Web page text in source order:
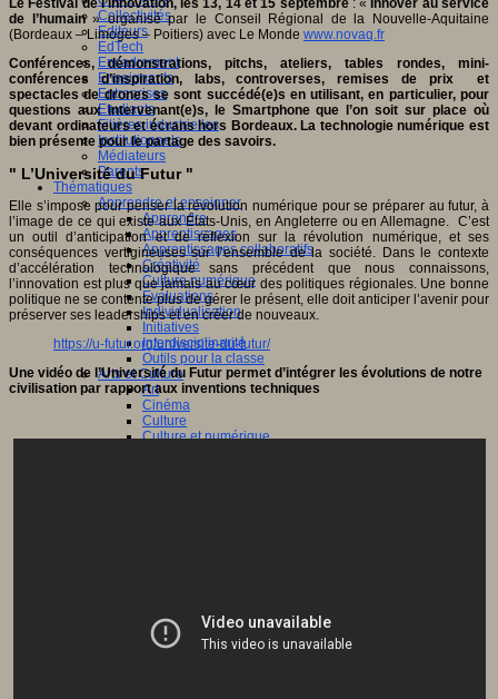
Collectivités
Editeurs
EdTech
Encadrement
Enseignants
Entreprises
Etudiants
Filières industrielles
Institutionnels
Médiateurs
Parents
Thématiques
Apprendre et enseigner
Apprendre
Apprentissages
Apprentissages collaboratifs
Créativité
Culture numérique
Evaluations
Individualisation
Initiatives
Interdisciplinarité
Outils pour la classe
Arts et Culture
Art
Cinéma
Culture
Culture et numérique
Outils collaboratifs
Sites ressources
Le Festival de l’innovation, les 13, 14 et 15 septembre : «Innover au service
de l’humain» organisé par le Conseil Régional de la Nouvelle-Aquitaine
(Bordeaux – Limoges – Poitiers) avec Le Monde www.novaq.fr
Conférences, démonstrations, pitchs, ateliers, tables rondes, mini-
conférences d’inspiration, labs, controverses, remises de prix et
spectacles de drones se sont succédé(e)s en utilisant, en particulier, pour
questions aux intervenant(e)s, le Smartphone que l’on soit sur place où
devant ordinateurs et écrans hors Bordeaux. La technologie numérique est
bien présente pour le partage des savoirs.
" L’Université du Futur "
Elle s’impose pour penser la révolution numérique pour se préparer au futur, à
l’image de ce qui existe aux États-Unis, en Angleterre ou en Allemagne. C’est
un outil d’anticipation et de réflexion sur la révolution numérique, et ses
conséquences vertigineuses sur l’ensemble de la société. Dans le contexte
d’accélération technologique sans précédent que nous connaissons,
l’innovation est plus que jamais au cœur des politiques régionales. Une bonne
politique ne se contente plus de gérer le présent, elle doit anticiper l’avenir pour
préserver ses leaderships et en créer de nouveaux.
https://u-futur.org/universite-du-futur/
Une vidéo de l’Université du Futur permet d’intégrer les évolutions de notre
civilisation par rapport aux inventions techniques